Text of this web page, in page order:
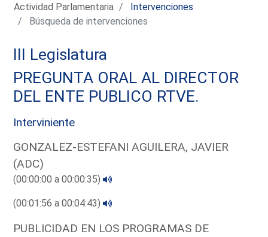
Actividad Parlamentaria
Intervenciones
Búsqueda de intervenciones
III Legislatura
PREGUNTA ORAL AL DIRECTOR
DEL ENTE PUBLICO RTVE.
Interviniente
GONZALEZ-ESTEFANI AGUILERA, JAVIER
(ADC)
(00:00:00 a 00:00:35)
(00:01:56 a 00:04:43)
PUBLICIDAD EN LOS PROGRAMAS DE